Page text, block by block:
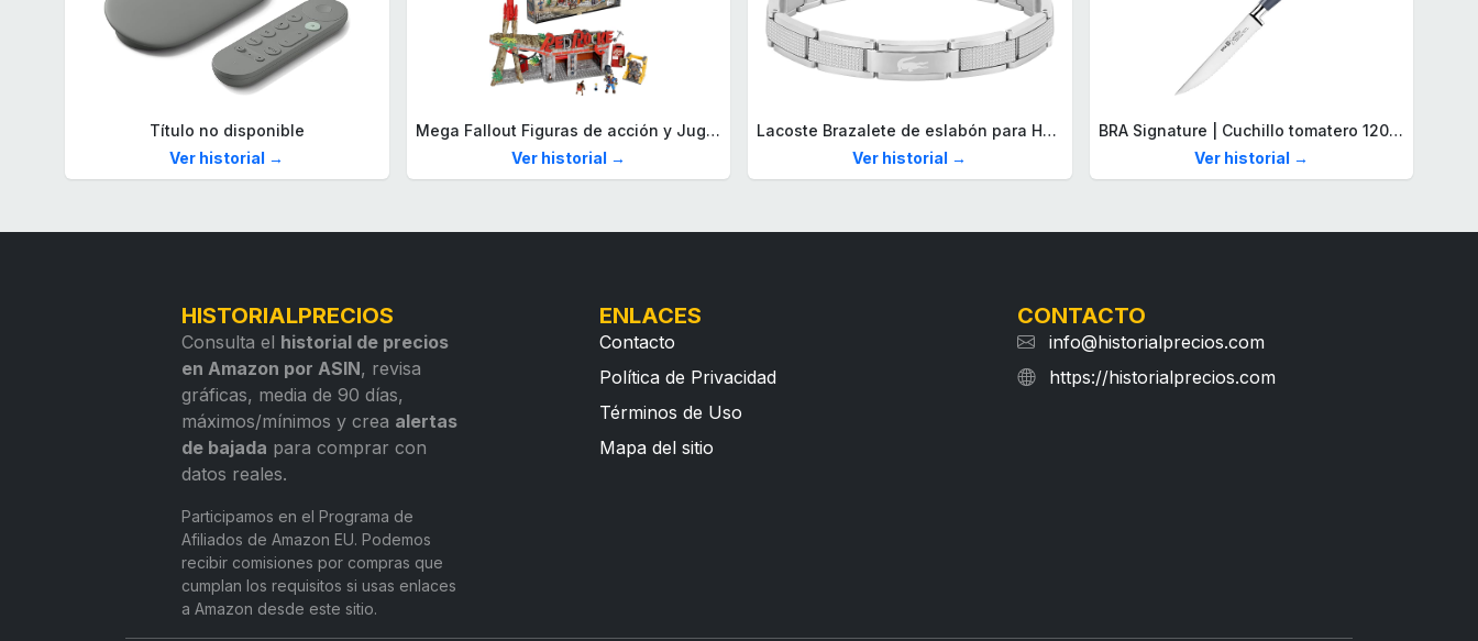
Título no disponible
Ver historial →
Mega Fallout Figuras de acción y Juguetes de construcción, Parada de Camiones Red Rocket con 824 Piezas, 2 Personajes articulados y Accesorios, para coleccionistas, HXT00
Ver historial →
Lacoste Brazalete de eslabón para Hombre Colección STENCIL de Acero inoxidable
Ver historial →
BRA Signature | Cuchillo tomatero 120 mm, Acero Inoxidable alemán forjado con Molibdeno Vanadio, Mango Remachado ABS, Diseño Ergonómico, Hoja 1,6 mm espesor
Ver historial →
HISTORIALPRECIOS
Consulta el historial de precios
en Amazon por ASIN, revisa
gráficas, media de 90 días,
máximos/mínimos y crea alertas
de bajada para comprar con
datos reales.
Participamos en el Programa de
Afiliados de Amazon EU. Podemos
recibir comisiones por compras que
cumplan los requisitos si usas enlaces
a Amazon desde este sitio.
ENLACES
Contacto
Política de Privacidad
Términos de Uso
Mapa del sitio
CONTACTO
info@historialprecios.com
https://historialprecios.com